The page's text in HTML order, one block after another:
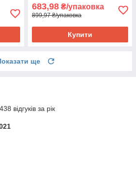
683,98 ₴/упаковка
899,97 ₴/упаковка
Купити
ще
відгуків за рік